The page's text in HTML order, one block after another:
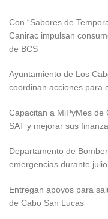
Con “Sabores de
Canirac impulsan
de BCS
Ayuntamiento de Los
coordinan acciones para
Capacitan a MiPyMes de
SAT y mejorar sus
Departamento de
emergencias durante julio
Entregan apoyos para
de Cabo San Lucas